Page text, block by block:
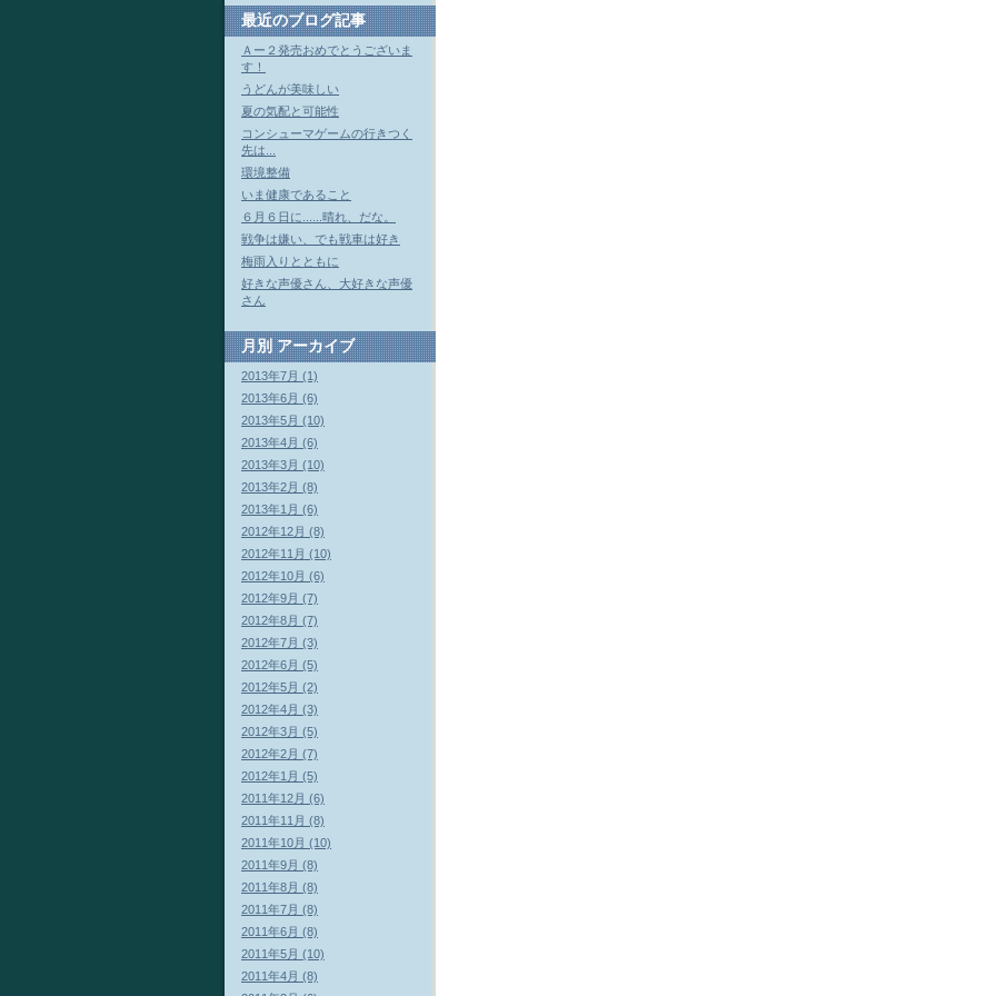
最近のブログ記事
Ａー２発売おめでとうございま
す！
うどんが美味しい
夏の気配と可能性
コンシューマゲームの行きつく
先は...
環境整備
いま健康であること
６月６日に......晴れ、だな。
戦争は嫌い、でも戦車は好き
梅雨入りとともに
好きな声優さん、大好きな声優
さん
月別アーカイブ
2013年7月 (1)
2013年6月 (6)
2013年5月 (10)
2013年4月 (6)
2013年3月 (10)
2013年2月 (8)
2013年1月 (6)
2012年12月 (8)
2012年11月 (10)
2012年10月 (6)
2012年9月 (7)
2012年8月 (7)
2012年7月 (3)
2012年6月 (5)
2012年5月 (2)
2012年4月 (3)
2012年3月 (5)
2012年2月 (7)
2012年1月 (5)
2011年12月 (6)
2011年11月 (8)
2011年10月 (10)
2011年9月 (8)
2011年8月 (8)
2011年7月 (8)
2011年6月 (8)
2011年5月 (10)
2011年4月 (8)